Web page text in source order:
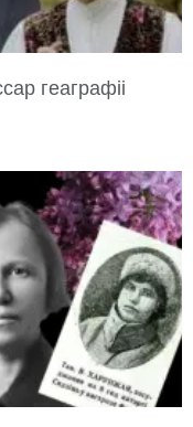
геаграфіі